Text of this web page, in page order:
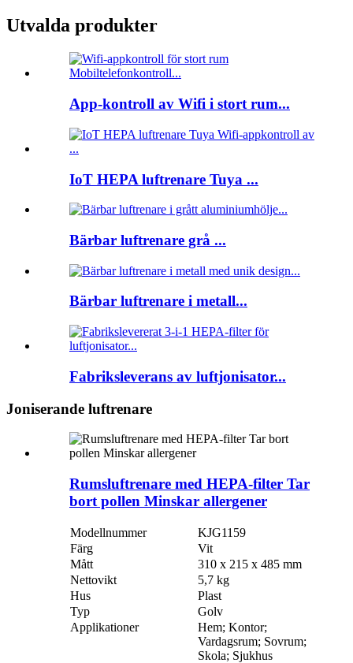
Utvalda produkter
App-kontroll av Wifi i stort rum...
IoT HEPA luftrenare Tuya ...
Bärbar luftrenare grå ...
Bärbar luftrenare i metall...
Fabriksleverans av luftjonisator...
Joniserande luftrenare
Rumsluftrenare med HEPA-filter Tar
bort pollen Minskar allergener
Modellnummer
KJG1159
Färg
Vit
Mått
310 x 215 x 485 mm
Nettovikt
5,7 kg
Hus
Plast
Typ
Golv
Applikationer
Hem; Kontor;
Vardagsrum; Sovrum;
Skola; Sjukhus